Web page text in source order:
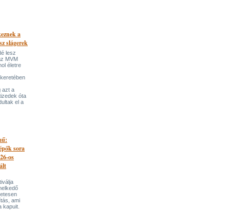
a
slágerek
lesz
MVM
életre
azt a
óta
el a
sora
os
ami
kapuit.